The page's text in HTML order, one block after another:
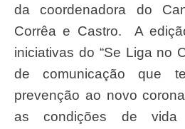
da coordenadora do
Corrêa e Castro. A
iniciativas do “Se Liga no
de comunicação que
prevenção ao novo
as condições de